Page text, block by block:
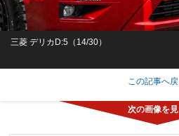
三菱 デリカD:5（14/30）
この記事へ